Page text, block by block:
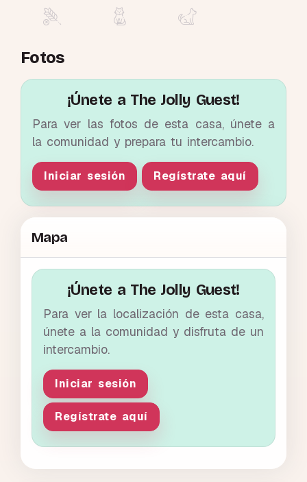
Fotos
¡Únete a The Jolly Guest!
Para ver las fotos de esta casa, únete a
la comunidad y prepara tu intercambio.
Iniciar sesión Regístrate aquí
Mapa
¡Únete a The Jolly Guest!
Para ver la localización de esta casa,
únete a la comunidad y disfruta de un
intercambio.
Iniciar sesión
Regístrate aquí